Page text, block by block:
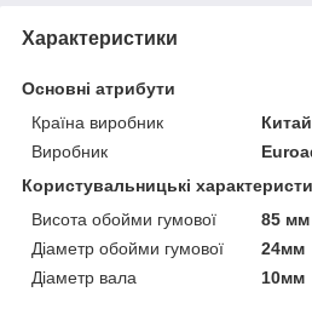
Характеристики
Основні атрибути
Країна виробник
Китай
Виробник
Користувальницькі
Висота обойми гумової
85 мм
Діаметр обойми гумової
24мм
Діаметр вала
10мм